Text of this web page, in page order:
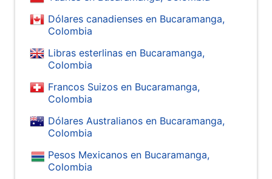
Dólares canadienses en Bucaramanga,
Colombia
Libras esterlinas en Bucaramanga,
Colombia
Francos Suizos en Bucaramanga,
Colombia
Dólares Australianos en Bucaramanga,
Colombia
Pesos Mexicanos en Bucaramanga,
Colombia